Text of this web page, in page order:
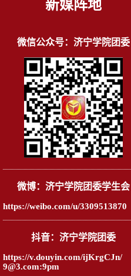
新媒阵地
微信公众号：济宁学院团委
微博：济宁学院团委学生会
https://weibo.com/u/3309513870
抖音：济宁学院团委
https://v.douyin.com/ijKrgCJn/
9@3.com:9pm